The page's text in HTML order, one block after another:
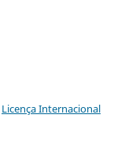
Licença Internacional